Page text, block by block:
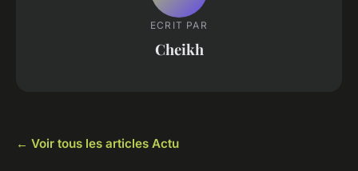
ECRIT PAR
Cheikh
← Voir tous les articles Actu